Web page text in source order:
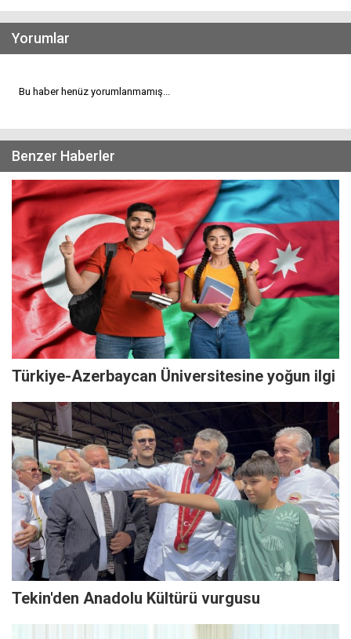
Yorumlar
Bu haber henüz yorumlanmamış...
Benzer Haberler
Türkiye-Azerbaycan Üniversitesine yoğun ilgi
Tekin'den Anadolu Kültürü vurgusu